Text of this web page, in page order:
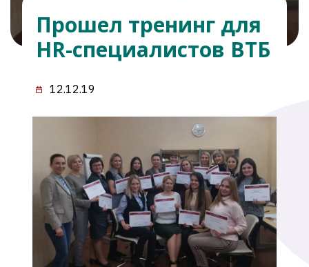
Прошел тренинг для
HR-специалистов ВТБ
12.12.19